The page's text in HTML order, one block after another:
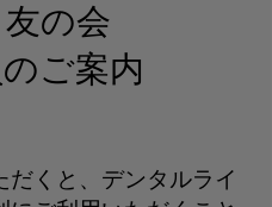
の会
ご案内
くと、デンタルライ